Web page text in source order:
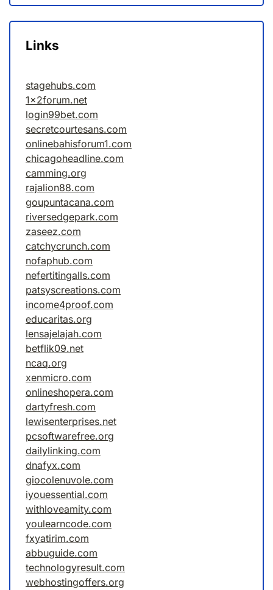
Links
stagehubs.com
1x2forum.net
login99bet.com
secretcourtesans.com
onlinebahisforum1.com
chicagoheadline.com
camming.org
rajalion88.com
goupuntacana.com
riversedgepark.com
zaseez.com
catchycrunch.com
nofaphub.com
nefertitingalls.com
patsyscreations.com
income4proof.com
educaritas.org
lensajelajah.com
betflik09.net
ncaq.org
xenmicro.com
onlineshopera.com
dartyfresh.com
lewisenterprises.net
pcsoftwarefree.org
dailylinking.com
dnafyx.com
giocolenuvole.com
iyouessential.com
withloveamity.com
youlearncode.com
fxyatirim.com
abbuguide.com
technologyresult.com
webhostingoffers.org